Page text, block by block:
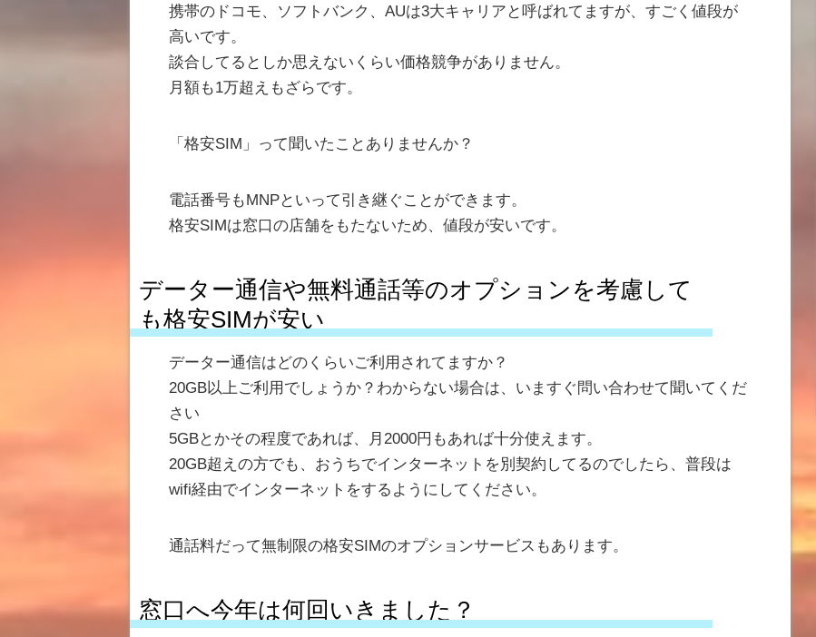
携帯のドコモ、ソフトバンク、AUは3大キャリアと呼ばれてますが、すごく値段が
高いです。
談合してるとしか思えないくらい価格競争がありません。
月額も1万超えもざらです。
「格安SIM」って聞いたことありませんか？
電話番号もMNPといって引き継ぐことができます。
格安SIMは窓口の店舗をもたないため、値段が安いです。
データー通信や無料通話等のオプションを考慮して
も格安SIMが安い
データー通信はどのくらいご利用されてますか？
20GB以上ご利用でしょうか？わからない場合は、いますぐ問い合わせて聞いてくだ
さい
5GBとかその程度であれば、月2000円もあれば十分使えます。
20GB超えの方でも、おうちでインターネットを別契約してるのでしたら、普段は
wifi経由でインターネットをするようにしてください。
通話料だって無制限の格安SIMのオプションサービスもあります。
窓口へ今年は何回いきました？